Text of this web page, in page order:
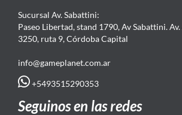
Sucursal Av. Sabattini:
Paseo Libertad, stand 1790, Av Sabattini.
3250, ruta 9, Córdoba Capital
info@gameplanet.com.ar
+5493515290353
Seguinos en las redes